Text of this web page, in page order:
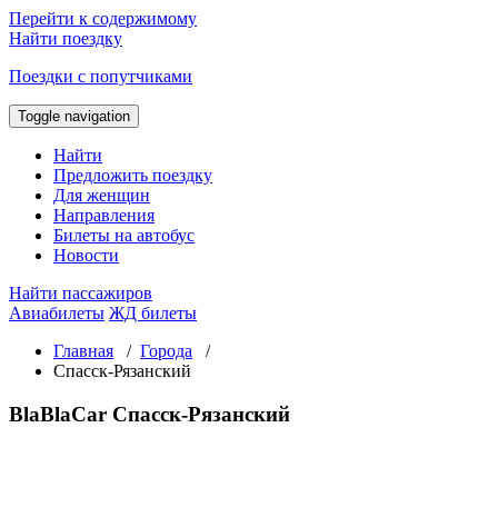
Перейти к содержимому
Найти поездку
Поездки с попутчиками
Toggle navigation
Найти
Предложить поездку
Для женщин
Направления
Билеты на автобус
Новости
Найти пассажиров
Авиабилеты ЖД билеты
Главная / Города /
Спасск-Рязанский
BlaBlaCar Спасск-Рязанский